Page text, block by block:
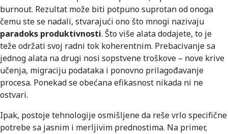
burnout. Rezultat može biti potpuno suprotan od onoga
čemu ste se nadali, stvarajući ono što mnogi nazivaju
paradoks produktivnosti. Što više alata dodajete, to je
teže održati svoj radni tok koherentnim. Prebacivanje sa
jednog alata na drugi nosi sopstvene troškove – nove krive
učenja, migraciju podataka i ponovno prilagođavanje
procesa. Ponekad se obećana efikasnost nikada ni ne
ostvari.
Ipak, postoje tehnologije osmišljene da reše vrlo specifične
potrebe sa jasnim i merljivim prednostima. Na primer,